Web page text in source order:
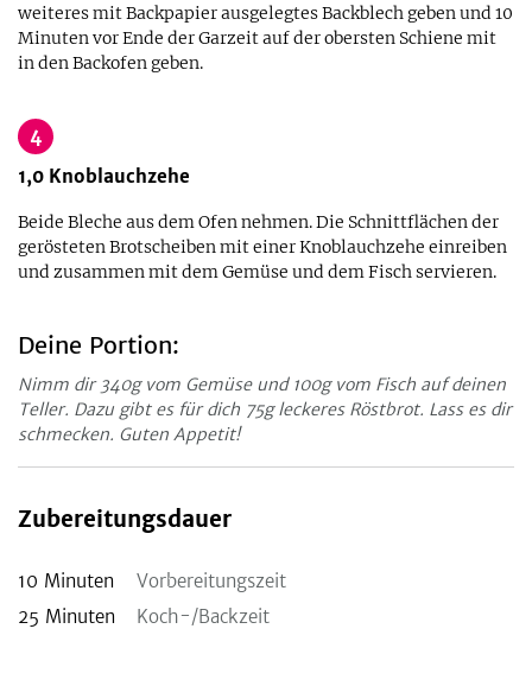
weiteres mit Backpapier ausgelegtes Backblech geben und 10
Minuten vor Ende der Garzeit auf der obersten Schiene mit
in den Backofen geben.
4
1,0 Knoblauchzehe
Beide Bleche aus dem Ofen nehmen. Die Schnittflächen der
gerösteten Brotscheiben mit einer Knoblauchzehe einreiben
und zusammen mit dem Gemüse und dem Fisch servieren.
Deine Portion:
Nimm dir 340g vom Gemüse und 100g vom Fisch auf deinen
Teller. Dazu gibt es für dich 75g leckeres Röstbrot. Lass es dir
schmecken. Guten Appetit!
Zubereitungsdauer
10 Minuten
Vorbereitungszeit
25 Minuten Koch-/Backzeit